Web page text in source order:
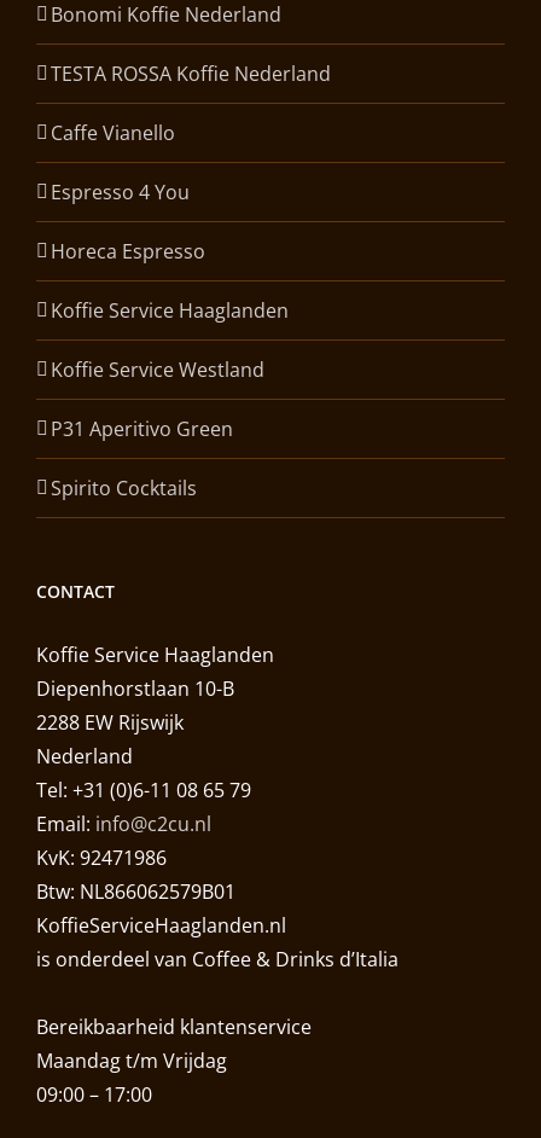
Bonomi Koffie Nederland
TESTA ROSSA Koffie Nederland
Caffe Vianello
Espresso 4 You
Horeca Espresso
Koffie Service Haaglanden
Koffie Service Westland
P31 Aperitivo Green
Spirito Cocktails
CONTACT
Koffie Service Haaglanden
Diepenhorstlaan 10-B
2288 EW Rijswijk
Nederland
Tel: +31 (0)6-11 08 65 79
Email: info@c2cu.nl
KvK: 92471986
Btw: NL866062579B01
KoffieServiceHaaglanden.nl
is onderdeel van Coffee & Drinks d’Italia
Bereikbaarheid klantenservice
Maandag t/m Vrijdag
09:00 – 17:00